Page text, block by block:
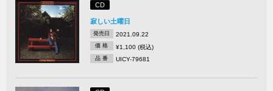
CD
寂しい土曜日
発売日 2021.09.22
価 格 ¥1,100 (税込)
品 番 UICY-79681